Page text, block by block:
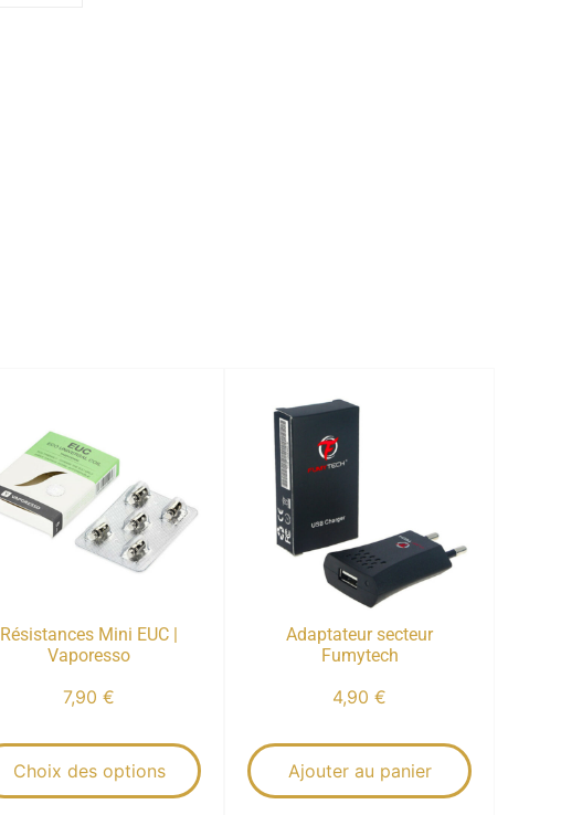
Résistances Mini EUC |
Vaporesso
7,90€
Choix des options
Adaptateur secteur
Fumytech
4,90€
Ajouter au panier